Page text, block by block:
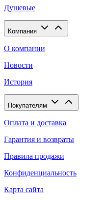
Душевые
Компания
О компании
Новости
История
Покупателям
Оплата и доставка
Гарантия и возвраты
Правила продажи
Конфиденциальность
Карта сайта